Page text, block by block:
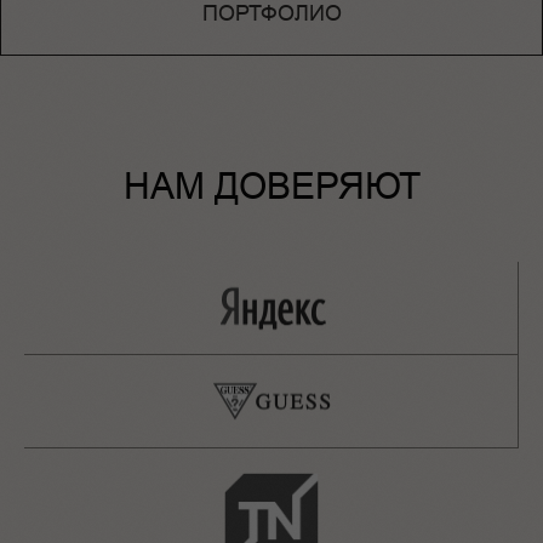
ПОРТФОЛИО
НАМ ДОВЕРЯЮТ